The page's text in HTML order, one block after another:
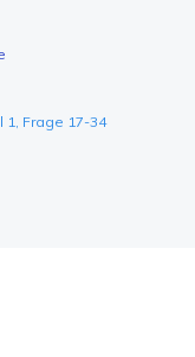
1, Frage 17-34